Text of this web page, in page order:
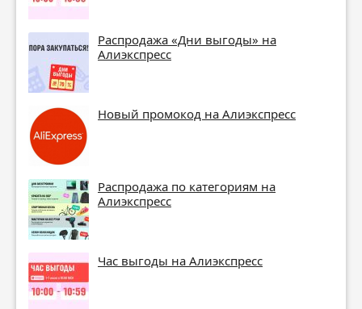
Распродажа «Дни выгоды» на
Алиэкспресс
Новый промокод на Алиэкспресс
Распродажа по категориям на
Алиэкспресс
Час выгоды на Алиэкспресс